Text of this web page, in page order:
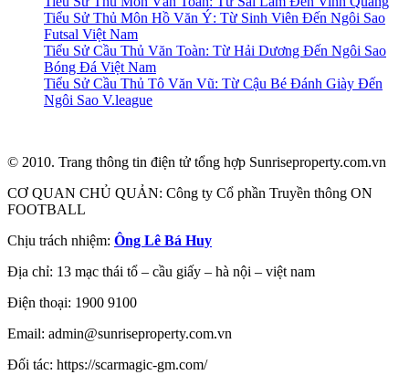
Tiểu Sử Thủ Môn Hồ Văn Ý: Từ Sinh Viên Đến Ngôi Sao
Futsal Việt Nam
Tiểu Sử Cầu Thủ Văn Toàn: Từ Hải Dương Đến Ngôi Sao
Bóng Đá Việt Nam
Tiểu Sử Cầu Thủ Tô Văn Vũ: Từ Cậu Bé Đánh Giày Đến
Ngôi Sao V.league
© 2010. Trang thông tin điện tử tổng hợp Sunriseproperty.com.vn
CƠ QUAN CHỦ QUẢN: Công ty Cổ phần Truyền thông ON
FOOTBALL
Chịu trách nhiệm: Ông Lê Bá Huy
Địa chỉ: 13 mạc thái tổ – cầu giấy – hà nội – việt nam
Điện thoại: 1900 9100
Email: admin@sunriseproperty.com.vn
Đối tác: https://scarmagic-gm.com/